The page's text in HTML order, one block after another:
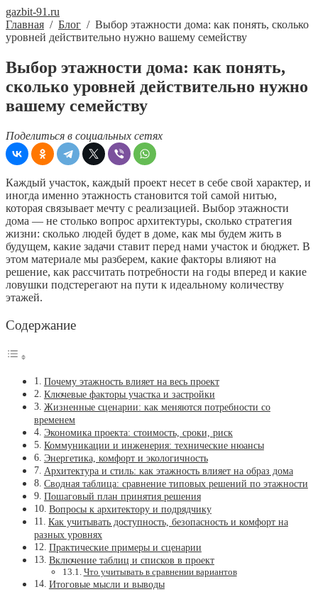
gazbit-91.ru
Главная / Блог / Выбор этажности дома: как понять, сколько
уровней действительно нужно вашему семейству
Выбор этажности дома: как понять,
сколько уровней действительно нужно
вашему семейству
Поделиться в социальных сетях
Каждый участок, каждый проект несет в себе свой характер, и
иногда именно этажность становится той самой нитью,
которая связывает мечту с реализацией. Выбор этажности
дома — не столько вопрос архитектуры, сколько стратегия
жизни: сколько людей будет в доме, как мы будем жить в
будущем, какие задачи ставит перед нами участок и бюджет. В
этом материале мы разберем, какие факторы влияют на
решение, как рассчитать потребности на годы вперед и какие
ловушки подстерегают на пути к идеальному количеству
этажей.
Содержание
Почему этажность влияет на весь проект
Ключевые факторы участка и застройки
Жизненные сценарии: как меняются потребности со
временем
Экономика проекта: стоимость, сроки, риск
Коммуникации и инженерия: технические нюансы
Энергетика, комфорт и экологичность
Архитектура и стиль: как этажность влияет на образ дома
Сводная таблица: сравнение типовых решений по этажности
Пошаговый план принятия решения
Вопросы к архитектору и подрядчику
Как учитывать доступность, безопасность и комфорт на
разных уровнях
Практические примеры и сценарии
Включение таблиц и списков в проект
Что учитывать в сравнении вариантов
Итоговые мысли и выводы